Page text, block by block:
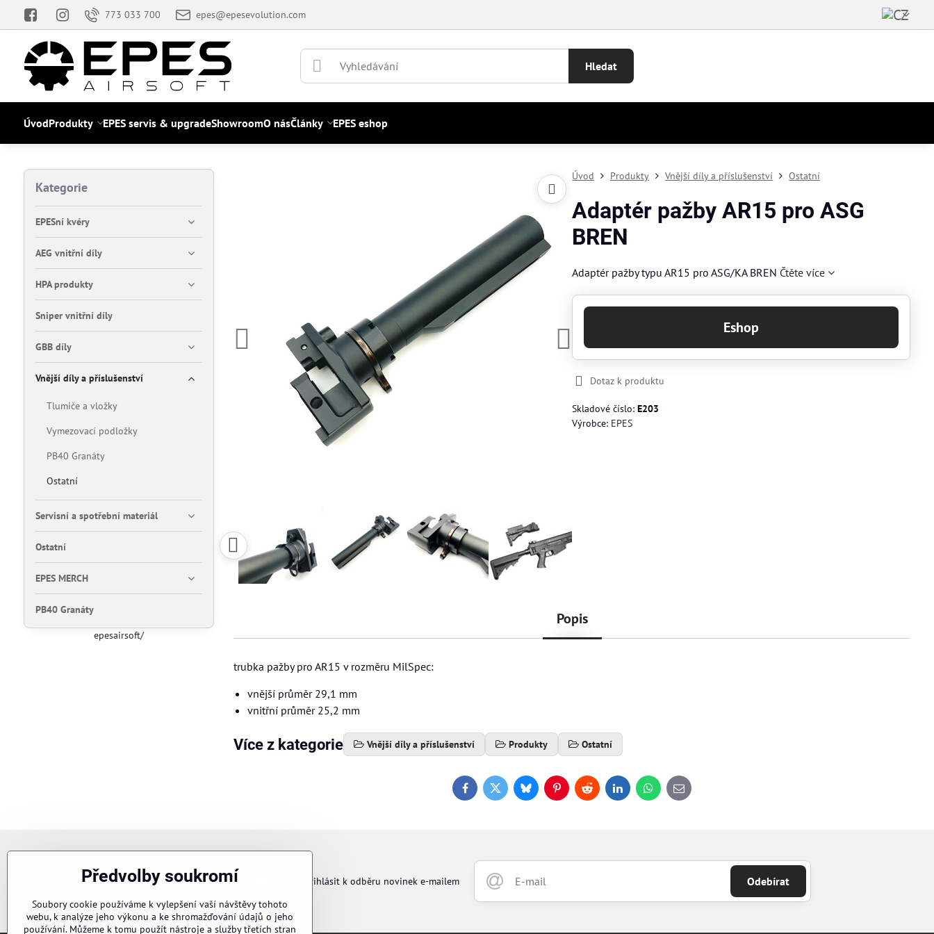
773 033 700 epes@epesevolution.com
Hledat
ÚvodProdukty EPES servis & upgradeShowroomO násČlánky EPES eshop
Úvod Produkty Vnější díly a příslušenství Ostatní
Adaptér pažby AR15 pro ASG
BREN
Adaptér pažby typu AR15 pro ASG/KA BREN Čtěte více
Eshop
Dotaz k produktu
Skladové číslo:E203
Výrobce: EPES
Popis
trubka pažby pro AR15 v rozměru MilSpec:
vnější průměr 29,1 mm
vnitřní průměr 25,2 mm
Více z kategorie Vnější díly a příslušenství Produkty Ostatní
FacebookTwitterBlueskyPinterestRedditLinkedInWhatsApp
E-
mail
Kategorie
EPESní kvéry
AEG vnitřní díly
HPA produkty
Sniper vnitřní díly
GBB díly
Vnější díly a příslušenství
Tlumiče a vložky
Vymezovací podložky
PB40 Granáty
Ostatní
Servisní a spotřební materiál
Ostatní
EPES MERCH
PB40 Granáty
epesairsoft/
Newsletter Odebírat
Chci se přihlásit k odběru novinek e-mailem
Předvolby soukromí
Soubory cookie používáme k vylepšení vaší návštěvy tohoto
webu, k analýze jeho výkonu a ke shromažďování údajů o jeho
používání. Můžeme k tomu použít nástroje a služby třetích stran